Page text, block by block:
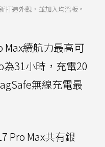
打造外觀，並加入均溫板。
Max續航力最高可
31小時，充電20
無線充電最
Pro Max共有銀